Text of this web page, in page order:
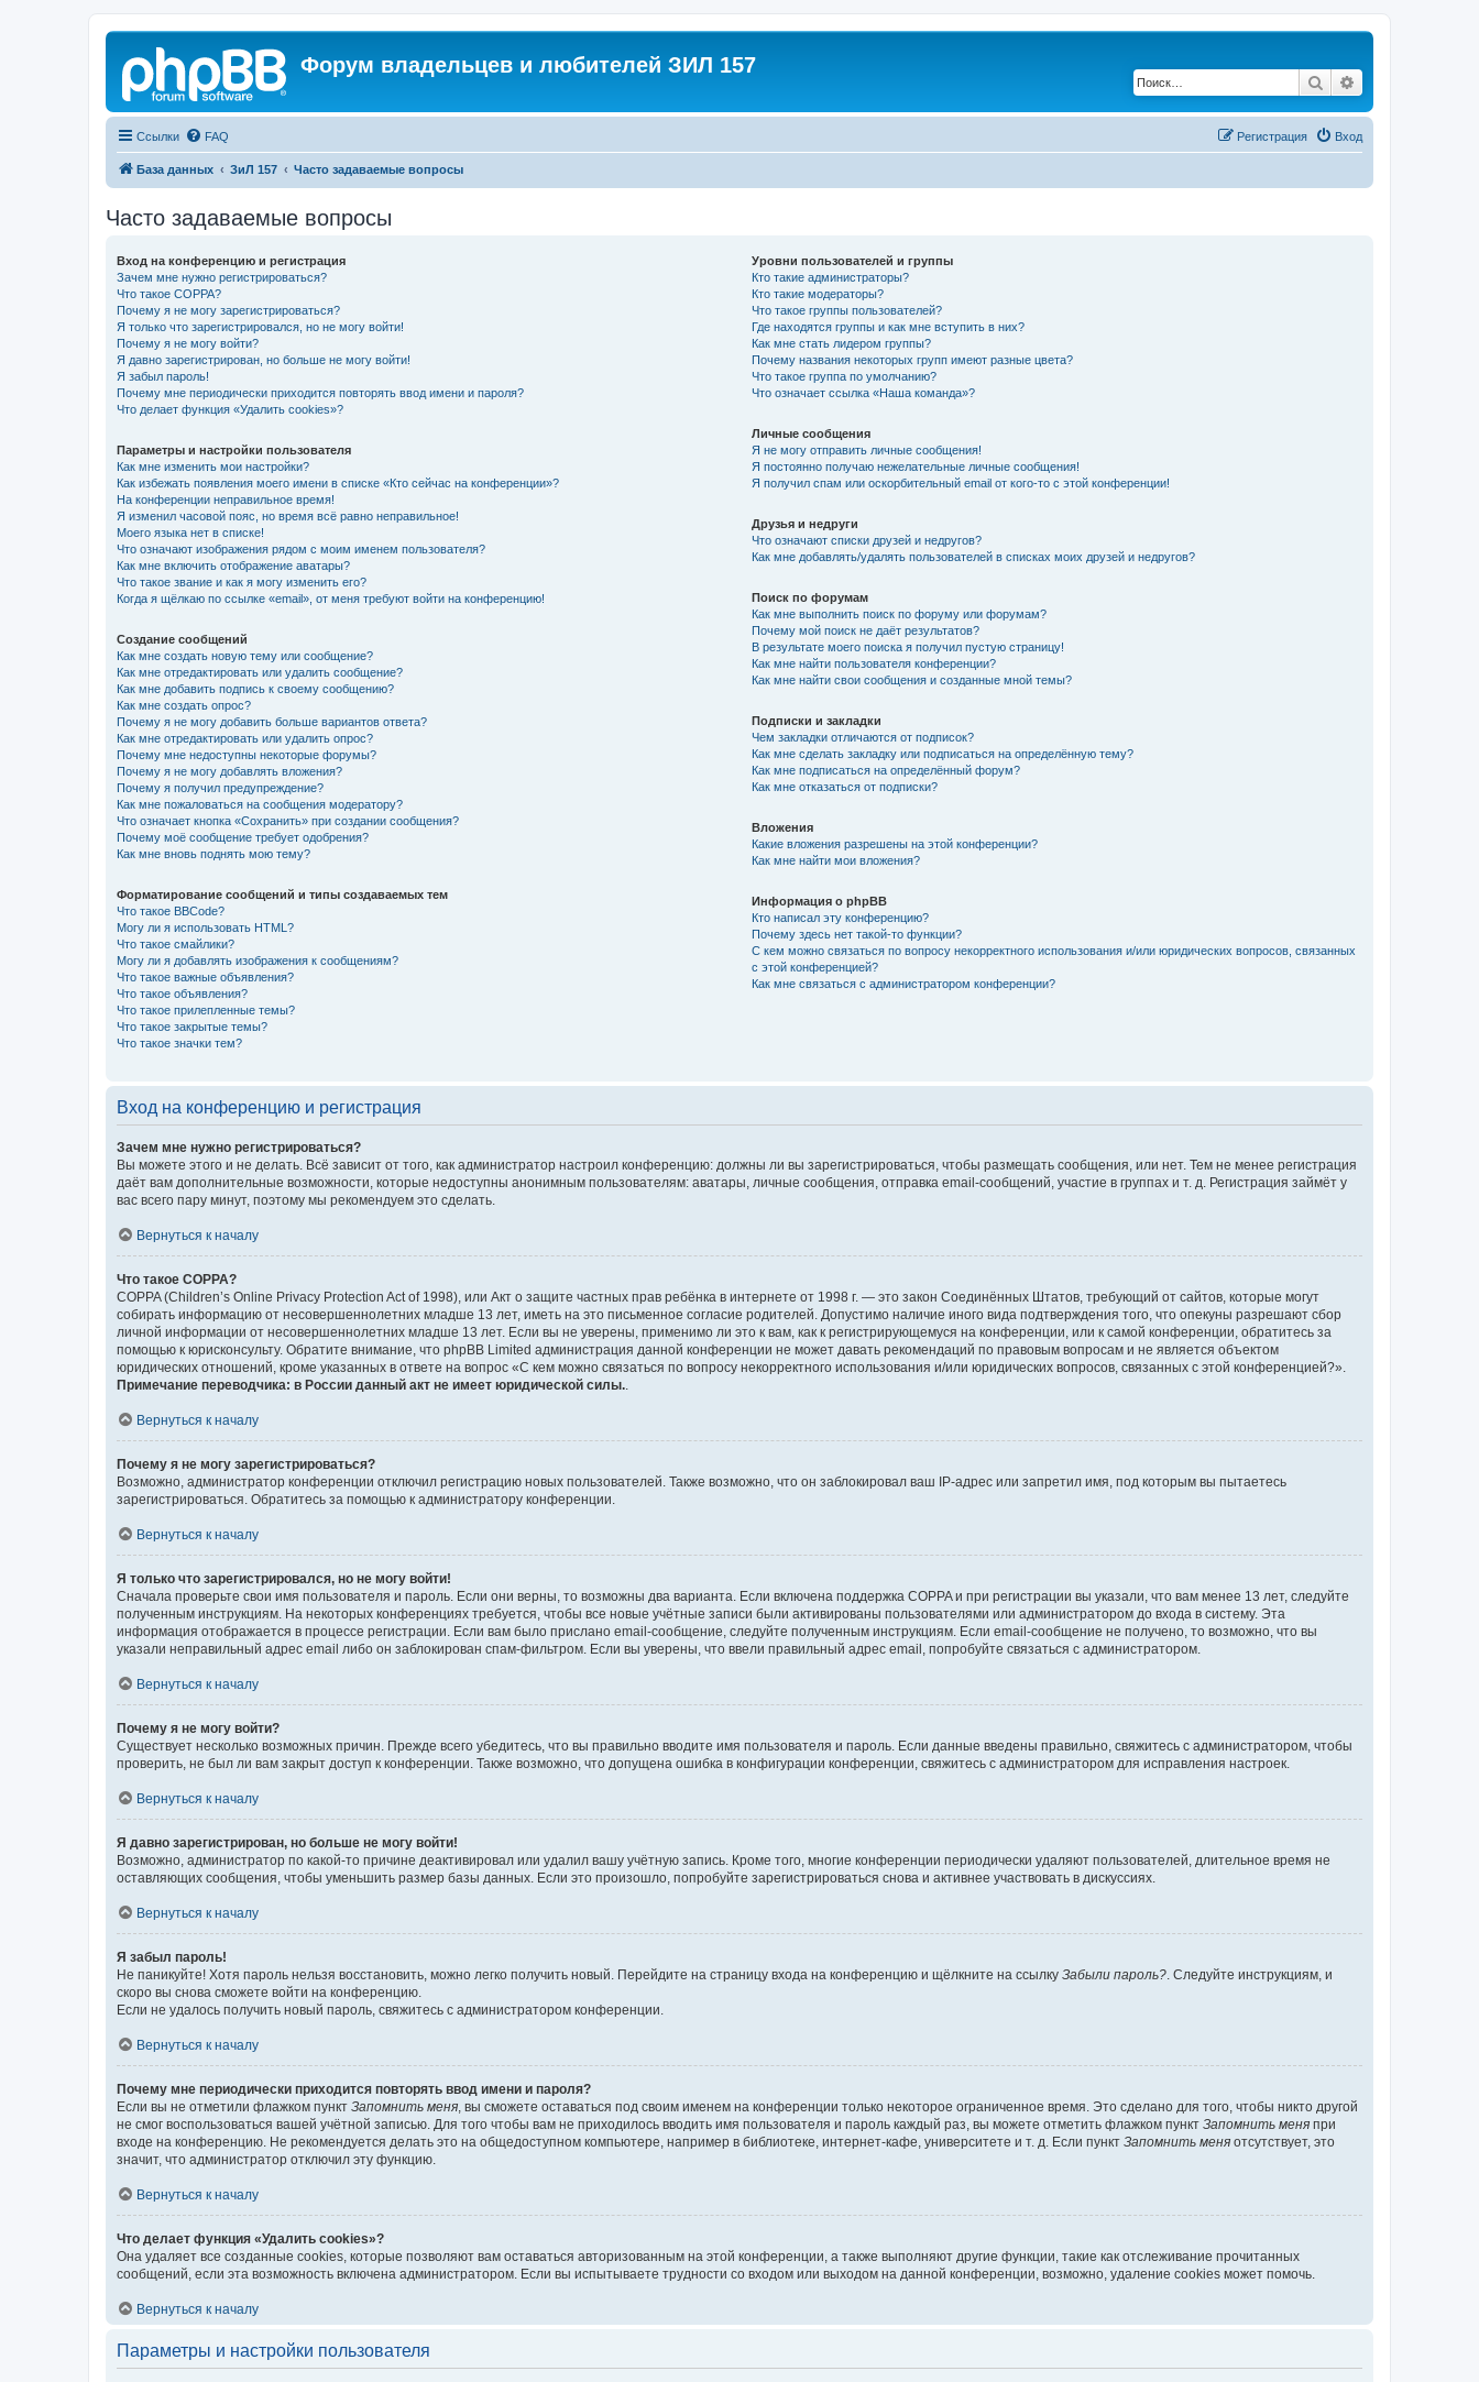
Форум владельцев и любителей ЗИЛ 157
Поиск
Ссылки FAQ Вход
Регистрация
База данных ЗиЛ 157 Часто задаваемые вопросы
Часто задаваемые вопросы
Вход на конференцию и регистрация
Зачем мне нужно регистрироваться?
Что такое COPPA?
Почему я не могу зарегистрироваться?
Я только что зарегистрировался, но не могу войти!
Почему я не могу войти?
Я давно зарегистрирован, но больше не могу войти!
Я забыл пароль!
Почему мне периодически приходится повторять ввод имени и пароля?
Что делает функция «Удалить cookies»?
Параметры и настройки пользователя
Как мне изменить мои настройки?
Как избежать появления моего имени в списке «Кто сейчас на конференции»?
На конференции неправильное время!
Я изменил часовой пояс, но время всё равно неправильное!
Моего языка нет в списке!
Что означают изображения рядом с моим именем пользователя?
Как мне включить отображение аватары?
Что такое звание и как я могу изменить его?
Когда я щёлкаю по ссылке «email», от меня требуют войти на конференцию!
Создание сообщений
Как мне создать новую тему или сообщение?
Как мне отредактировать или удалить сообщение?
Как мне добавить подпись к своему сообщению?
Как мне создать опрос?
Почему я не могу добавить больше вариантов ответа?
Как мне отредактировать или удалить опрос?
Почему мне недоступны некоторые форумы?
Почему я не могу добавлять вложения?
Почему я получил предупреждение?
Как мне пожаловаться на сообщения модератору?
Что означает кнопка «Сохранить» при создании сообщения?
Почему моё сообщение требует одобрения?
Как мне вновь поднять мою тему?
Форматирование сообщений и типы создаваемых тем
Что такое BBCode?
Могу ли я использовать HTML?
Что такое смайлики?
Могу ли я добавлять изображения к сообщениям?
Что такое важные объявления?
Что такое объявления?
Что такое прилепленные темы?
Что такое закрытые темы?
Что такое значки тем?
Уровни пользователей и группы
Кто такие администраторы?
Кто такие модераторы?
Что такое группы пользователей?
Где находятся группы и как мне вступить в них?
Как мне стать лидером группы?
Почему названия некоторых групп имеют разные цвета?
Что такое группа по умолчанию?
Что означает ссылка «Наша команда»?
Личные сообщения
Я не могу отправить личные сообщения!
Я постоянно получаю нежелательные личные сообщения!
Я получил спам или оскорбительный email от кого-то с этой конференции!
Друзья и недруги
Что означают списки друзей и недругов?
Как мне добавлять/удалять пользователей в списках моих друзей и недругов?
Поиск по форумам
Как мне выполнить поиск по форуму или форумам?
Почему мой поиск не даёт результатов?
В результате моего поиска я получил пустую страницу!
Как мне найти пользователя конференции?
Как мне найти свои сообщения и созданные мной темы?
Подписки и закладки
Чем закладки отличаются от подписок?
Как мне сделать закладку или подписаться на определённую тему?
Как мне подписаться на определённый форум?
Как мне отказаться от подписки?
Вложения
Какие вложения разрешены на этой конференции?
Как мне найти мои вложения?
Информация о phpBB
Кто написал эту конференцию?
Почему здесь нет такой-то функции?
С кем можно связаться по вопросу некорректного использования и/или юридических вопросов, связанных
с этой конференцией?
Как мне связаться с администратором конференции?
Вход на конференцию и регистрация
Зачем мне нужно регистрироваться?
Вы можете этого и не делать. Всё зависит от того, как администратор настроил конференцию: должны ли вы зарегистрироваться, чтобы размещать сообщения, или нет. Тем не менее регистрация
даёт вам дополнительные возможности, которые недоступны анонимным пользователям: аватары, личные сообщения, отправка email-сообщений, участие в группах и т. д. Регистрация займёт у
вас всего пару минут, поэтому мы рекомендуем это сделать.
Вернуться к началу
Что такое COPPA?
COPPA (Children’s Online Privacy Protection Act of 1998), или Акт о защите частных прав ребёнка в интернете от 1998 г. — это закон Соединённых Штатов, требующий от сайтов, которые могут
собирать информацию от несовершеннолетних младше 13 лет, иметь на это письменное согласие родителей. Допустимо наличие иного вида подтверждения того, что опекуны разрешают сбор
личной информации от несовершеннолетних младше 13 лет. Если вы не уверены, применимо ли это к вам, как к регистрирующемуся на конференции, или к самой конференции, обратитесь за
помощью к юрисконсульту. Обратите внимание, что phpBB Limited администрация данной конференции не может давать рекомендаций по правовым вопросам и не является объектом
юридических отношений, кроме указанных в ответе на вопрос «С кем можно связаться по вопросу некорректного использования и/или юридических вопросов, связанных с этой конференцией?».
Примечание переводчика: в России данный акт не имеет юридической силы..
Вернуться к началу
Почему я не могу зарегистрироваться?
Возможно, администратор конференции отключил регистрацию новых пользователей. Также возможно, что он заблокировал ваш IP-адрес или запретил имя, под которым вы пытаетесь
зарегистрироваться. Обратитесь за помощью к администратору конференции.
Вернуться к началу
Я только что зарегистрировался, но не могу войти!
Сначала проверьте свои имя пользователя и пароль. Если они верны, то возможны два варианта. Если включена поддержка COPPA и при регистрации вы указали, что вам менее 13 лет, следуйте
полученным инструкциям. На некоторых конференциях требуется, чтобы все новые учётные записи были активированы пользователями или администратором до входа в систему. Эта
информация отображается в процессе регистрации. Если вам было прислано email-сообщение, следуйте полученным инструкциям. Если email-сообщение не получено, то возможно, что вы
указали неправильный адрес email либо он заблокирован спам-фильтром. Если вы уверены, что ввели правильный адрес email, попробуйте связаться с администратором.
Вернуться к началу
Почему я не могу войти?
Существует несколько возможных причин. Прежде всего убедитесь, что вы правильно вводите имя пользователя и пароль. Если данные введены правильно, свяжитесь с администратором, чтобы
проверить, не был ли вам закрыт доступ к конференции. Также возможно, что допущена ошибка в конфигурации конференции, свяжитесь с администратором для исправления настроек.
Вернуться к началу
Я давно зарегистрирован, но больше не могу войти!
Возможно, администратор по какой-то причине деактивировал или удалил вашу учётную запись. Кроме того, многие конференции периодически удаляют пользователей, длительное время не
оставляющих сообщения, чтобы уменьшить размер базы данных. Если это произошло, попробуйте зарегистрироваться снова и активнее участвовать в дискуссиях.
Вернуться к началу
Я забыл пароль!
Не паникуйте! Хотя пароль нельзя восстановить, можно легко получить новый. Перейдите на страницу входа на конференцию и щёлкните на ссылку Забыли пароль?. Следуйте инструкциям, и
скоро вы снова сможете войти на конференцию.
Если не удалось получить новый пароль, свяжитесь с администратором конференции.
Вернуться к началу
Почему мне периодически приходится повторять ввод имени и пароля?
Если вы не отметили флажком пункт Запомнить меня, вы сможете оставаться под своим именем на конференции только некоторое ограниченное время. Это сделано для того, чтобы никто другой
не смог воспользоваться вашей учётной записью. Для того чтобы вам не приходилось вводить имя пользователя и пароль каждый раз, вы можете отметить флажком пункт Запомнить меня при
входе на конференцию. Не рекомендуется делать это на общедоступном компьютере, например в библиотеке, интернет-кафе, университете и т. д. Если пункт Запомнить меня отсутствует, это
значит, что администратор отключил эту функцию.
Вернуться к началу
Что делает функция «Удалить cookies»?
Она удаляет все созданные cookies, которые позволяют вам оставаться авторизованным на этой конференции, а также выполняют другие функции, такие как отслеживание прочитанных
сообщений, если эта возможность включена администратором. Если вы испытываете трудности со входом или выходом на данной конференции, возможно, удаление cookies может помочь.
Вернуться к началу
Параметры и настройки пользователя